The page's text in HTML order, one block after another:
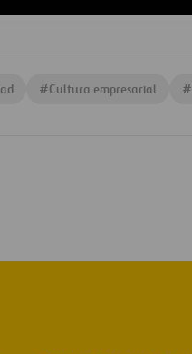
#Cultura empresarial #